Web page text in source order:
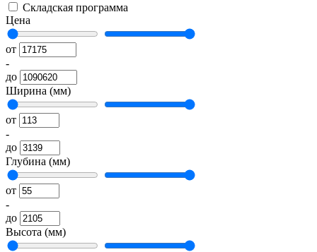
Складская программа
Цена
от
-
до
Ширина (мм)
от
-
до
Глубина (мм)
от
-
до
Высота (мм)